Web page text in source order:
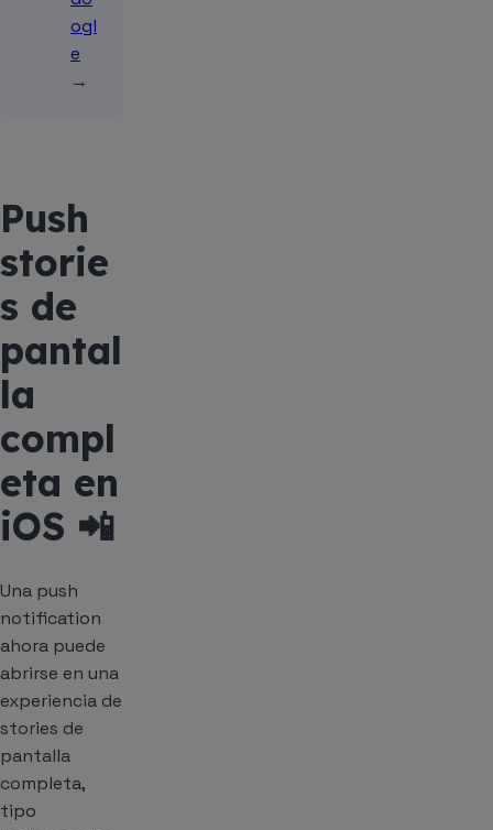
ogl
e
→
Push
storie
s de
pantal
la
compl
eta en
iOS 📲
Una push
notification
ahora puede
abrirse en una
experiencia de
stories de
pantalla
completa,
tipo